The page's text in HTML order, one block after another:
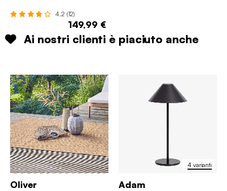
4.2 (12)
149,99 €
Ai nostri clienti è piaciuto anche
Oliver
4 varianti
Adam